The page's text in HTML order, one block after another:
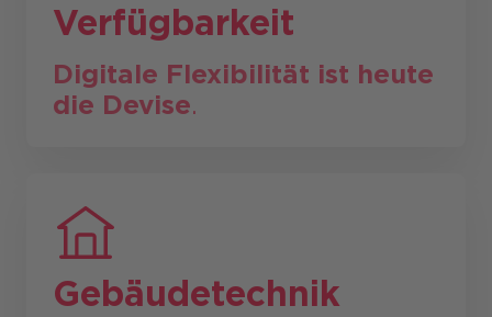
Verfügbarkeit
Digitale Flexibilität ist heute
die Devise.
Gebäudetechnik